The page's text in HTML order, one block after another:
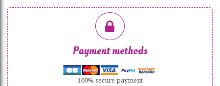
Payment methods
100% secure payment